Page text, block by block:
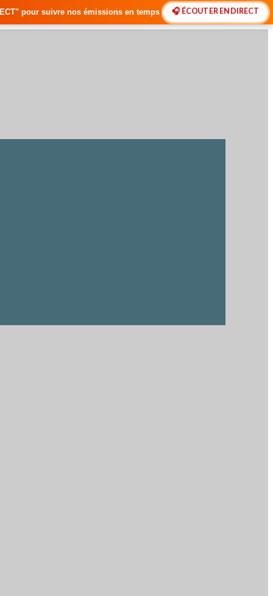
émissions en temps réel • 🇸🇳 Actualités du Sénégal • 🌍
🎧 ÉCOUTER EN DIRECT